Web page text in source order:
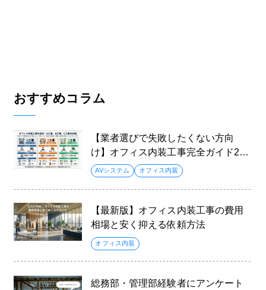
おすすめコラム
【業者選びで失敗したくない方向
け】オフィス内装工事完全ガイド202
6AVシステム オフィス内装
【最新版】オフィス内装工事の費用
相場と安く抑える依頼方法
オフィス内装
総務部・管理部経験者にアンケート